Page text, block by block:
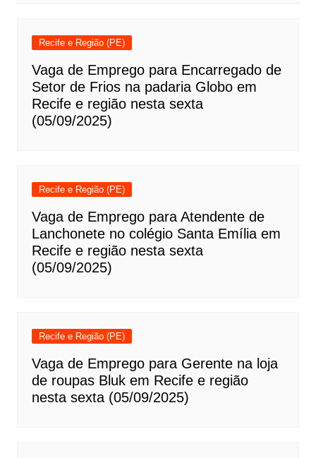
Recife e Região (PE)
Vaga de Emprego para Encarregado de
Setor de Frios na padaria Globo em
Recife e região nesta sexta
(05/09/2025)
Recife e Região (PE)
Vaga de Emprego para Atendente de
Lanchonete no colégio Santa Emília em
Recife e região nesta sexta
(05/09/2025)
Recife e Região (PE)
Vaga de Emprego para Gerente na loja
de roupas Bluk em Recife e região
nesta sexta (05/09/2025)